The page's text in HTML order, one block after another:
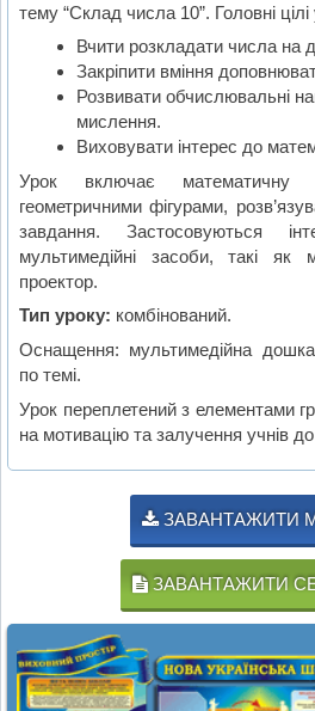
тему “Склад числа 10”. Головні цілі
Вчити розкладати числа на
Закріпити вміння
Розвивати обчислювальні
мислення.
Виховувати інтерес до
Урок включає математичну
геометричними фігурами,
завдання. Застосовуються
мультимедійні засоби, такі як
проектор.
Тип уроку: комбінований.
Оснащення: мультимедійна
по темі.
Урок переплетений з елементами
на мотивацію та залучення учнів
ЗАВАНТАЖИТИ
ЗАВАНТАЖИТИ